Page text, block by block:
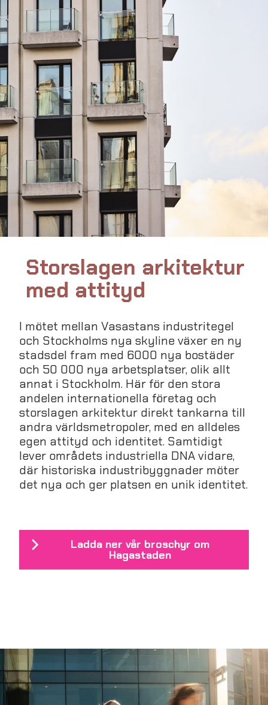
Storslagen arkitektur
med attityd
I mötet mellan Vasastans industritegel
och Stockholms nya skyline växer en ny
stadsdel fram med 6000 nya bostäder
och 50 000 nya arbetsplatser, olik allt
annat i Stockholm. Här för den stora
andelen internationella företag och
storslagen arkitektur direkt tankarna till
andra världsmetropoler, med en alldeles
egen attityd och identitet. Samtidigt
lever områdets industriella DNA vidare,
där historiska industribyggnader möter
det nya och ger platsen en unik identitet.
Ladda ner vår broschyr om
Hagastaden